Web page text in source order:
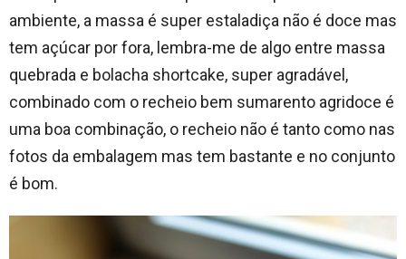
ambiente, a massa é super estaladiça não é doce mas
tem açúcar por fora, lembra-me de algo entre massa
quebrada e bolacha shortcake, super agradável,
combinado com o recheio bem sumarento agridoce é
uma boa combinação, o recheio não é tanto como nas
fotos da embalagem mas tem bastante e no conjunto
é bom.